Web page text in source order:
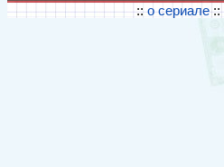
:: о сериале::